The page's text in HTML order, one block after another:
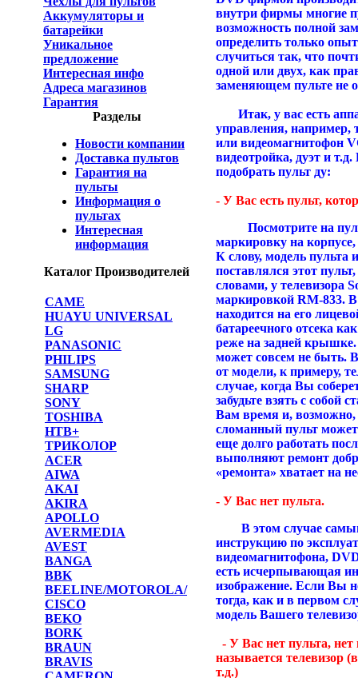
Аккумуляторы и
батарейки
Уникальное
предложение
Интересная инфо
Адреса магазинов
Гарантия
Разделы
Новости компании
Доставка пультов
Гарантия на
пульты
Информация о
пультах
Интересная
информация
Каталог Производителей
CAME
HUAYU UNIVERSAL
LG
PANASONIC
PHILIPS
SAMSUNG
SHARP
SONY
TOSHIBA
НТВ+
ТРИКОЛОР
ACER
AIWA
AKAI
AKIRA
APOLLO
AVERMEDIA
AVEST
BANGA
BBK
BEELINE/MOTOROLA/
CISCO
BEKO
BORK
BRAUN
BRAVIS
внутри фирмы многие
возможность полной
определить только
случиться так, что
одной или двух, как
заменяющем пульте не
Итак, у вас есть
управления, например,
или видеомагнитофон
видеотройка, дуэт и
подобрать пульт ду:
- У Вас есть пульт,
Посмотрите на
маркировку на корпусе,
К слову, модель пульта
поставлялся этот
словами, у телевизора
маркировкой RM-833.
находится на его
батареечного отсека
реже на задней
может совсем не быть.
от модели, к примеру,
случае, когда Вы
забудьте взять с собой
Вам время и,
сломанный пульт
еще долго работать
выполняют ремонт
«ремонта» хватает на
- У Вас нет пульта.
В этом случае
инструкцию по
видеомагнитофона,
есть исчерпывающая
изображение. Если Вы
тогда, как и в первом
модель Вашего
- У Вас нет пульта,
называется телевизор
т.д.)